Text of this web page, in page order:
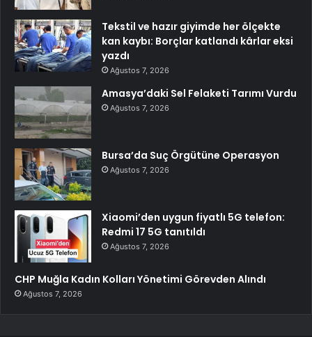
Tekstil ve hazır giyimde her ölçekte
kan kaybı: Borçlar katlandı kârlar eksi
yazdı
Ağustos 7, 2026
Amasya’daki Sel Felaketi Tarımı Vurdu
Ağustos 7, 2026
Bursa’da Suç Örgütüne Operasyon
Ağustos 7, 2026
Xiaomi’den uygun fiyatlı 5G telefon:
Redmi 17 5G tanıtıldı
Ağustos 7, 2026
CHP Muğla Kadın Kolları Yönetimi Görevden Alındı
Ağustos 7, 2026